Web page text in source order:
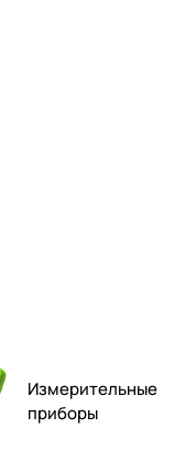
Измерительные
приборы